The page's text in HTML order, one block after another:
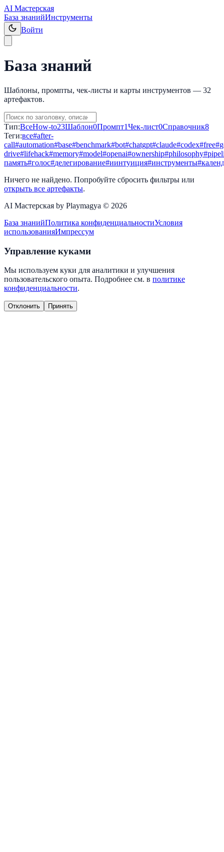
AI Мастерская
База знанийИнструменты
Войти
База знаний
Шаблоны, промпты, чек-листы и карты инструментов — 32
артефактов.
Тип:ВсеHow-to23Шаблон0Промпт1Чек-лист0Справочник8
Теги:все#after-
call#automation#base#benchmark#bot#chatgpt#claude#codex#free#
drive#lifehack#memory#model#openai#ownership#philosophy#
память#голос#делегирование#иинтуиция#инструменты#
Ничего не найдено. Попробуйте сбросить фильтры или
открыть все артефакты.
AI Мастерская by Playmagya © 2026
База знанийПолитика конфиденциальностиУсловия
использованияИмпрессум
Управление куками
Мы используем куки для аналитики и улучшения
пользовательского опыта. Подробнее см. в политике
конфиденциальности.
Отклонить Принять